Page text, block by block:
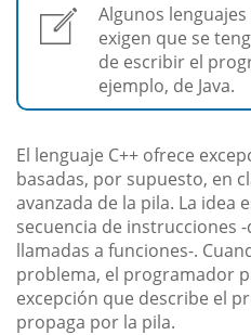
Algunos
exigen que se
de escribir el
ejemplo, de Java.
El lenguaje C++ ofrece
basadas, por supuesto, en
avanzada de la pila. La idea
secuencia de instrucciones
llamadas a funciones-.
problema, el programador
excepción que describe el
propaga por la pila.